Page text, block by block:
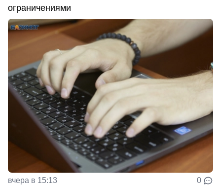
ограничениями
вчера в 15:13 0